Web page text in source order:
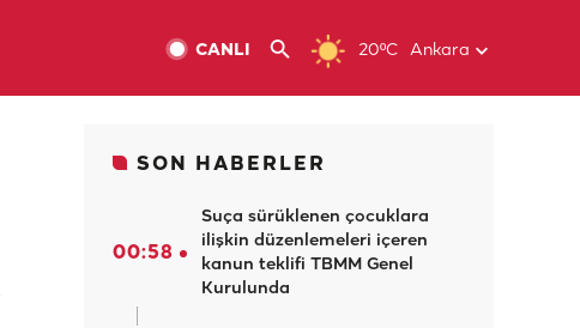
20ºC Ankara
CANLI
SON HABERLER
00:58
Suça sürüklenen çocuklara
ilişkin düzenlemeleri içeren
kanun teklifi TBMM Genel
Kurulunda